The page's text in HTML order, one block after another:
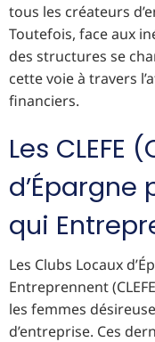
tous les créateurs
Toutefois, face aux
des structures se
cette voie à travers
financiers.
Les CLEFE
d’Épargne
qui
Les Clubs Locaux
Entreprennent
les femmes
d’entreprise. Ces